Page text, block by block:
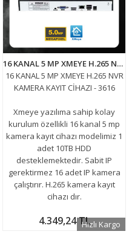
16 KANAL 5 MP XMEYE H.265 NVR KAMERA KAYIT CİHAZI - 3616
16 KANAL 5 MP XMEYE H.265 NVR
KAMERA KAYIT CİHAZI - 3616
Xmeye yazılıma sahip kolay
kurulum özellikli 16 kanal 5 mp
kamera kayıt cihazı modelimiz 1
adet 10TB HDD
desteklemektedir. Sabit IP
gerektirmez 16 adet IP kamera
çalıştırır. H.265 kamera kayıt
cihazı dır.
4.349,24 TLHızlı Kargo